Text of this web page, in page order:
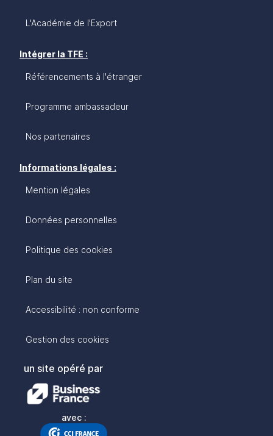
L'Académie de l'Export
Intégrer la TFE :
Référencements à l'étranger
Programme ambassadeur
Nos partenaires
Informations légales :
Mention légales
Données personnelles
Politique des cookies
Plan du site
Accessibilité : non conforme
Gestion des cookies
un site opéré par
avec :